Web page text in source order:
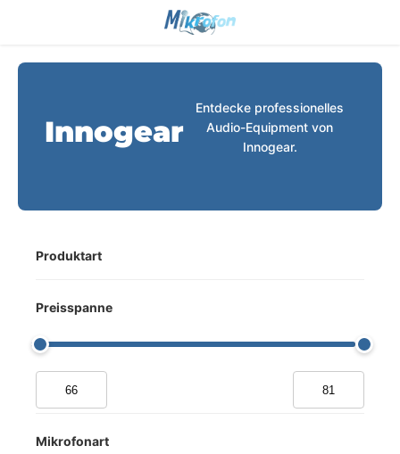
Innogear
Entdecke professionelles
Audio-Equipment von
Innogear.
Produktart
Preisspanne
Mikrofonart